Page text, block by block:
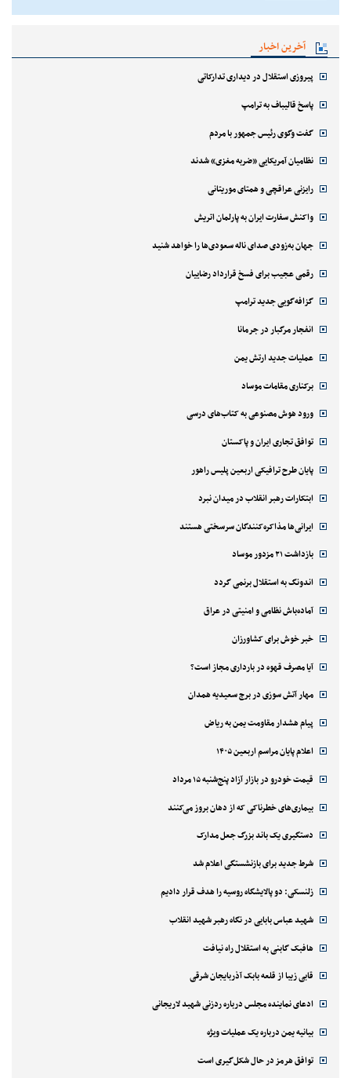
آخرین اخبار
پیروزی استقلال در دیداری تدارکاتی
پاسخ قالیباف به ترامپ
گفت وگوی رئیس جمهور با مردم
نظامیان آمریکایی «ضربه مغزی» شدند
رایزنی عراقچی و همتای موریتانی
واکنش سفارت ایران به پارلمان اتریش
جهان به‌زودی صدای ناله سعودی‌ها را خواهد شنید
رقمی عجیب برای فسخ قرارداد رضاییان
گزافه‌گویی جدید ترامپ
انفجار مرگبار در جرمانا
عملیات جدید ارتش یمن
برکناری مقامات موساد
ورود هوش مصنوعی به کتاب‌های درسی
توافق تجاری ایران و پاکستان
پایان طرح ترافیکی اربعین پلیس راهور
ابتکارات رهبر انقلاب در میدان نبرد
ایرانی‌ها مذاکره‌کنندگان سرسختی هستند
بازداشت ۲۱ مزدور موساد
اندونگ به استقلال برنمی گردد
آماده‌باش نظامی و امنیتی در عراق
خبر خوش برای کشاورزان
آیا مصرف قهوه در بارداری مجاز است؟
مهار آتش سوزی در برج سعیدیه همدان
پیام هشدار مقاومت یمن به ریاض
اعلام پایان مراسم اربعین ۱۴۰۵
قیمت خودرو در بازار آزاد پنج‌شنبه ۱۵ مرداد
بیماری‌های خطرناکی که از دهان بروز می‌کنند
دستگیری یک باند بزرگ جعل مدارک
شرط جدید برای بازنشستگی اعلام شد
زلنسکی: دو پالایشگاه روسیه را هدف قرار دادیم
شهید عباس بابایی در نگاه رهبر شهید انقلاب
هافبک گابنی به استقلال راه نیافت
قابی زیبا از قلعه بابک آذربایجان شرقی
ادعای نماینده مجلس درباره ردزنی شهید لاریجانی
بیانیه یمن درباره یک عملیات ویژه
توافق هرمز در حال شکل‌گیری است